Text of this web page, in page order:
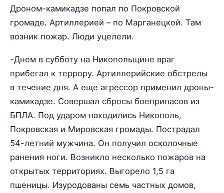
Дроном-камикадзе попал по Покровской
громаде. Артиллерией – по Марганецкой. Там
возник пожар. Люди уцелели.
-Днем в субботу на Никопольщине враг
прибегал к террору. Артиллерийские обстрелы
в течение дня. А еще агрессор применил дроны-
камикадзе. Совершал сбросы боеприпасов из
БПЛА. Под ударом находились Никополь,
Покровская и Мировская громады. Пострадал
54-летний мужчина. Он получил осколочные
ранения ноги. Возникло несколько пожаров на
открытых территориях. Выгорело 1,5 га
пшеницы. Изуродованы семь частных домов,